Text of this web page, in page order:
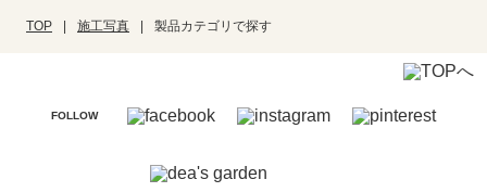
TOP 施工写真 製品カテゴリで探す
FOLLOW